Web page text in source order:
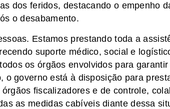
dos feridos, destacando o empenho
o desabamento.
Estamos prestando toda a
suporte médico, social e
os órgãos envolvidos para
o governo está à disposição para
fiscalizadores e de controle,
as medidas cabíveis diante dessa